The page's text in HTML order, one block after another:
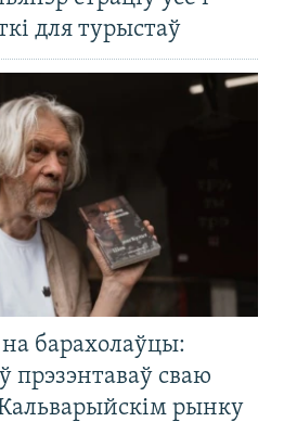
для турыстаў
барахолаўцы:
сваю
рынку